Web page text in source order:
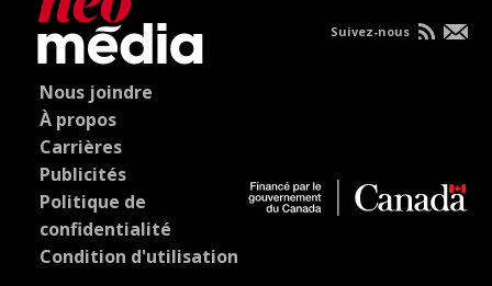
Nous joindre
À propos
Carrières
Publicités
Politique de
confidentialité
Condition d'utilisation
Suivez-nous